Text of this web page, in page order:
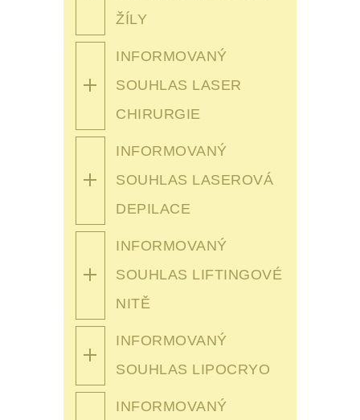
ŽÍLY
INFORMOVANÝ
SOUHLAS LASER
CHIRURGIE
INFORMOVANÝ
SOUHLAS LASEROVÁ
DEPILACE
INFORMOVANÝ
SOUHLAS LIFTINGOVÉ
NITĚ
INFORMOVANÝ
SOUHLAS LIPOCRYO
INFORMOVANÝ